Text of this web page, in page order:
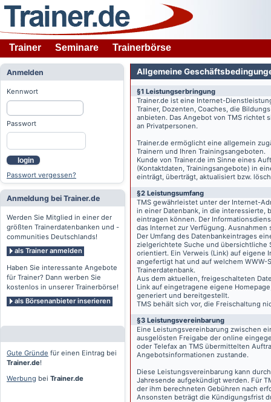
Trainer Seminare Trainerbörse
Anmelden
Kennwort
Passwort
login
Passwort vergessen?
Anmeldung bei Trainer.de
Werden Sie Mitglied in einer der
größten Trainerdatenbanken und -
communities Deutschlands!
als Trainer anmelden
Haben Sie interessante Angebote
für Trainer? Dann werben Sie
kostenlos in unserer Trainerbörse!
als Börsenanbieter inserieren
Gute Gründe für einen Eintrag bei
Trainer.de!
Werbung bei Trainer.de
Allgemeine
§1 Leistungserbringung
Trainer.de ist eine Internet-
Trainer, Dozenten, Coaches, die
anbieten. Das Angebot von TMS richtet
an Privatpersonen.
Trainer.de ermöglicht eine allgemein
Trainern und Ihren Trainingsangeboten.
Kunde von Trainer.de im Sinne eines
(Kontaktdaten, Trainingsangebote) in
einträgt, überträgt, aktualisiert bzw.
§2 Leistungsumfang
TMS gewährleistet unter der Internet-
in einer Datenbank, in die interessierte,
eintragen können. Der
das Internet zur Verfügung.
Der Umfang des Datenbankeintrages
zielgerichtete Suche und übersichtliche
orientiert. Ein Verweis (Link) auf eigene
angefertigt hat und auf welchem
Trainerdatenbank.
Aus dem aktuellen, freigeschalteten
Link auf eingetragene eigene
generiert und bereitgestellt.
TMS behält sich vor, die Freischaltung
§3 Leistungsvereinbarung
Eine Leistungsvereinbarung zwischen
ausgelösten Freigabe der online
oder Telefax an TMS übermittelten
Angebotsinformationen zustande.
Diese Leistungsvereinbarung kann
Jahresende aufgekündigt werden. Für
der ihm berechneten Gebühren nach
Ansonsten beträgt die Kündigungsfrist